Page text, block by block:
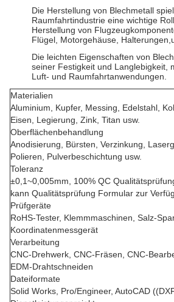
Die Herstellung von Blechmetall
Raumfahrtindustrie eine wichtige
Herstellung von
Flügel, Motorgehäuse,
Die leichten Eigenschaften von
seiner Festigkeit und Langlebigkeit,
Luft- und Raumfahrtanwendungen.
Materialien
Aluminium, Kupfer, Messing, Edelstahl,
Eisen, Legierung, Zink, Titan usw.
Oberflächenbehandlung
Anodisierung, Bürsten, Verzinkung,
Polieren, Pulverbeschichtung usw.
Toleranz
±0,1~0,005mm, 100% QC
kann Qualitätsprüfung Formular zur
Prüfgeräte
RoHS-Tester, Klemmmaschinen, Salz-
Koordinatenmessgerät
Verarbeitung
CNC-Drehwerk, CNC-Fräsen, CNC-
EDM-Drahtschneiden
Dateiformate
Solid Works, Pro/Engineer, AutoCAD